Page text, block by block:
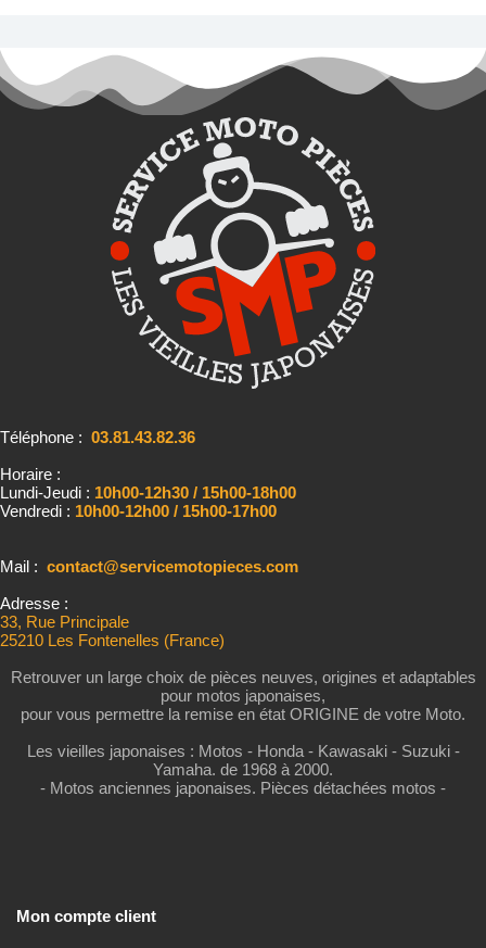
Téléphone : 03.81.43.82.36
Horaire :
Lundi-Jeudi : 10h00-12h30 / 15h00-18h00
Vendredi : 10h00-12h00 / 15h00-17h00
Mail : contact@servicemotopieces.com
Adresse :
33, Rue Principale
25210 Les Fontenelles (France)
Retrouver un large choix de pièces neuves, origines et adaptables
pour motos japonaises,
pour vous permettre la remise en état ORIGINE de votre Moto.
Les vieilles japonaises : Motos - Honda - Kawasaki - Suzuki -
Yamaha. de 1968 à 2000.
- Motos anciennes japonaises. Pièces détachées motos -
Mon compte client